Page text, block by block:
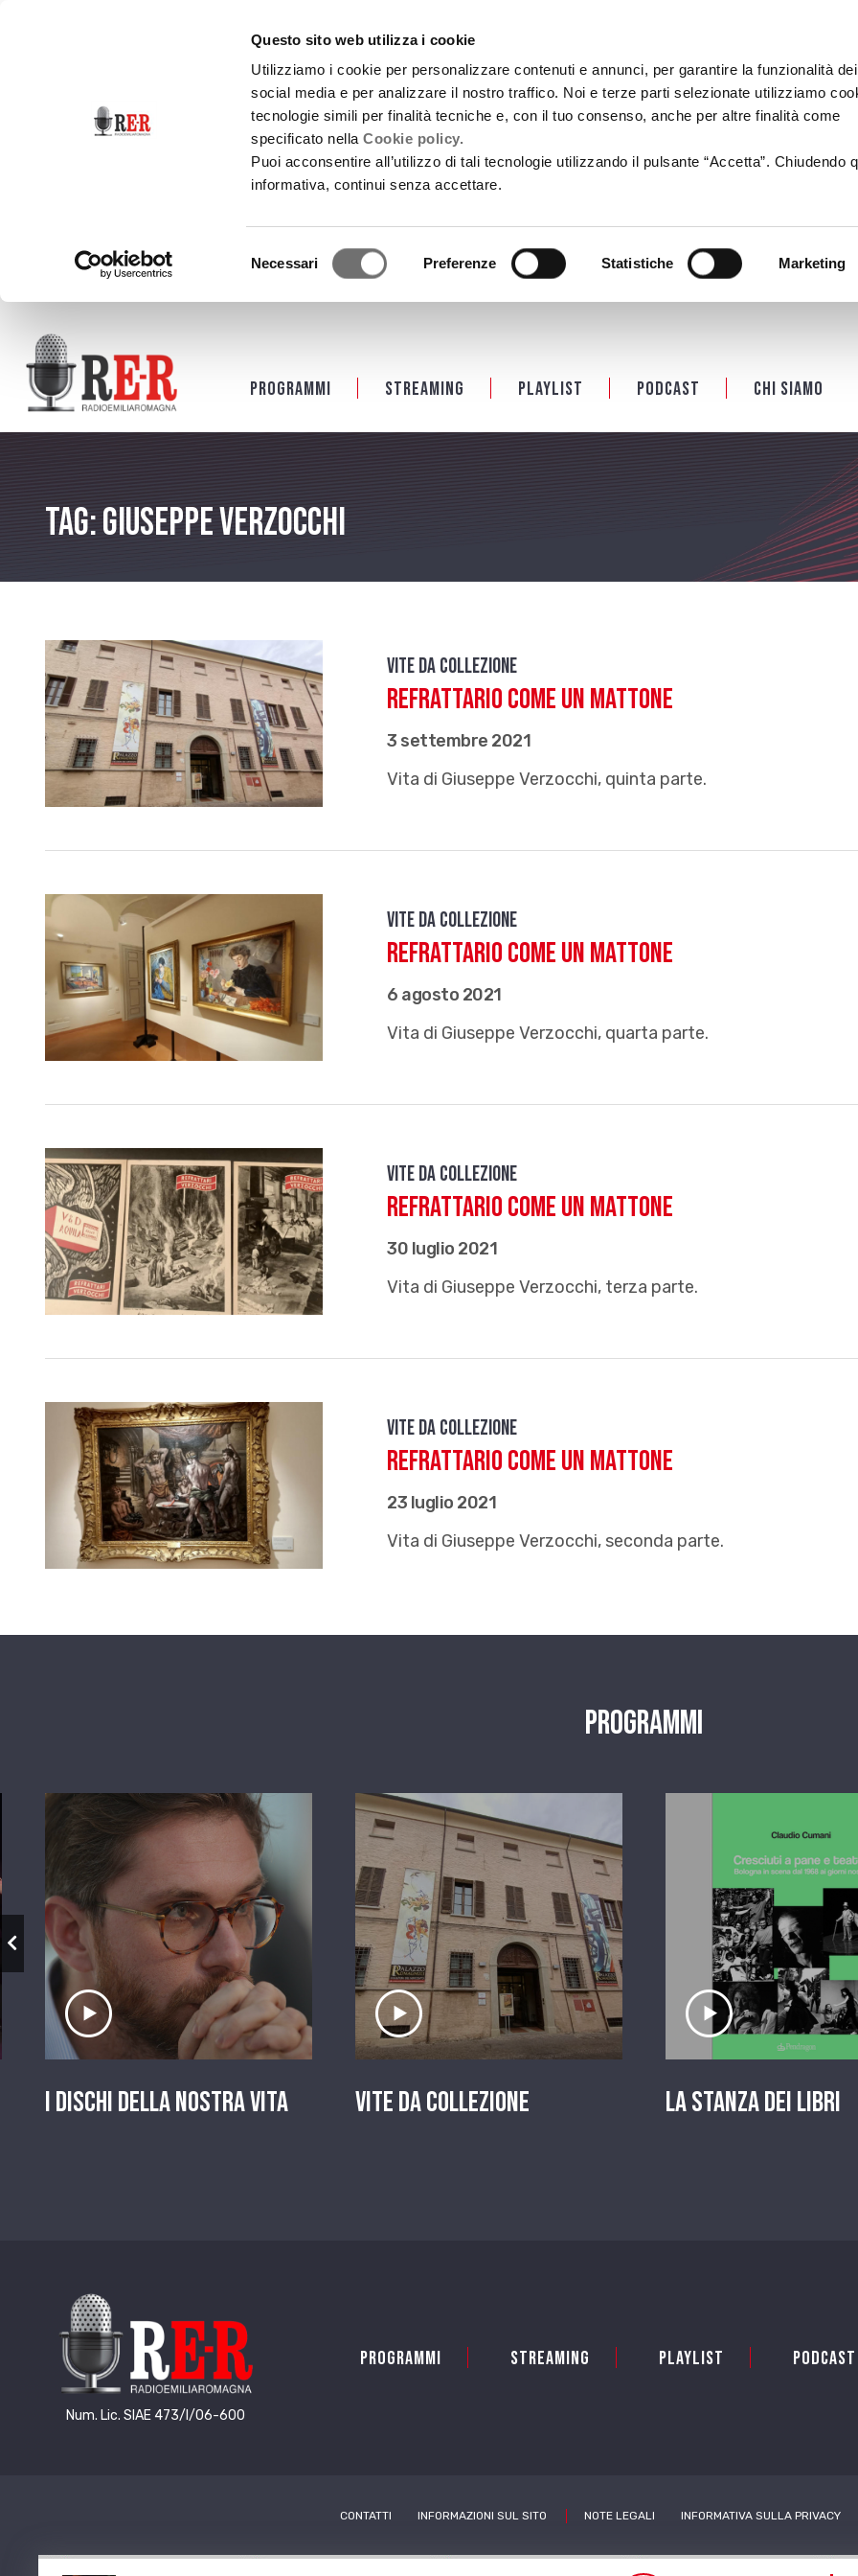
Questo sito web utilizza i cookie
Utilizziamo i cookie per personalizzare contenuti e annunci, per garantire la funzionalità dei
social media e per analizzare il nostro traffico. Noi e terze parti selezionate utilizziamo
tecnologie simili per finalità tecniche e, con il tuo consenso, anche per altre finalità come
specificato nellaCookie policy.
Puoi acconsentire all’utilizzo di tali tecnologie utilizzando il pulsante “Accetta”. Chiudendo
informativa, continui senza accettare.
Necessari Preferenze Statistiche Marketing
Programmi Streaming Playlist PODCAST Chi siamo
Tag: Giuseppe Verzocchi
Vite da Collezione
Refrattario come un mattone
3 settembre 2021
Vita di Giuseppe Verzocchi, quinta parte.
Vite da Collezione
Refrattario come un mattone
6 agosto 2021
Vita di Giuseppe Verzocchi, quarta parte.
Vite da Collezione
Refrattario come un mattone
30 luglio 2021
Vita di Giuseppe Verzocchi, terza parte.
Vite da Collezione
Refrattario come un mattone
23 luglio 2021
Vita di Giuseppe Verzocchi, seconda parte.
Programmi
Ascolta il servizio
I dischi della nostra vita
Ascolta il servizio
Vite da Collezione
Ascolta il
La stanza dei Libri
Num. Lic. SIAE 473/I/06-600
Programmi Streaming Playlist PODCAST
CONTATTI INFORMAZIONI SUL SITO NOTE LEGALI INFORMATIVA SULLA PRIVACY